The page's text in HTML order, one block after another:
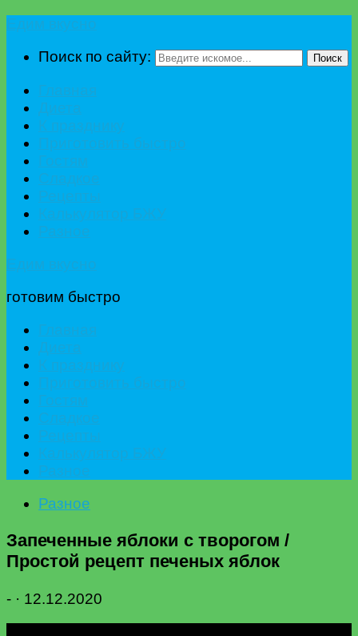
Поиск по сайту:
Поиск
готовим быстро
Разное
Запеченные яблоки с творогом /
Простой рецепт печеных яблок
- · 12.12.2020